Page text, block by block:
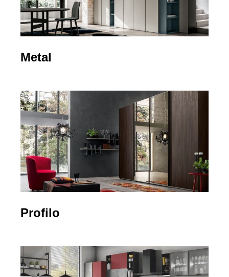
Metal
Profilo